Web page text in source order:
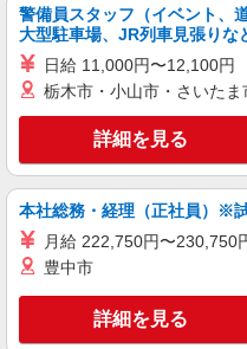
株式会社パソナ・東京キャリア
営業（フ
月給
東京都
キープ
派遣社員
株式会社パソナ・東京キャリア
月給
給
警備員スタッフ（イベント、
大型駐車場、JR列車見張りな
日給 11,000円〜12,100円
栃木市・小山市・さいた
詳細を見る
本社総務・経理（正社員）※
月給 222,750円〜230,750
豊中市
詳細を見る